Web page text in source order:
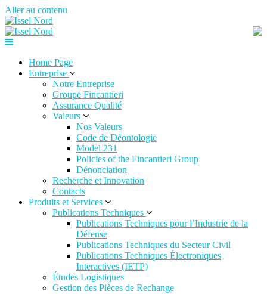
Aller au contenu
Home Page
Entreprise
Notre Entreprise
Groupe Fincantieri
Assurance Qualité
Valeurs
Nos Valeurs
Code de Déontologie
Model 231
Policies of the Fincantieri Group
Dénonciation
Recherche et Innovation
Contacts
Produits et Services
Publications Techniques
Publications Techniques pour l’Industrie de la
Défense
Publications Techniques du Secteur Civil
Publications Techniques Électroniques
Interactives (IETP)
Études Logistiques
Gestion des Pièces de Rechange